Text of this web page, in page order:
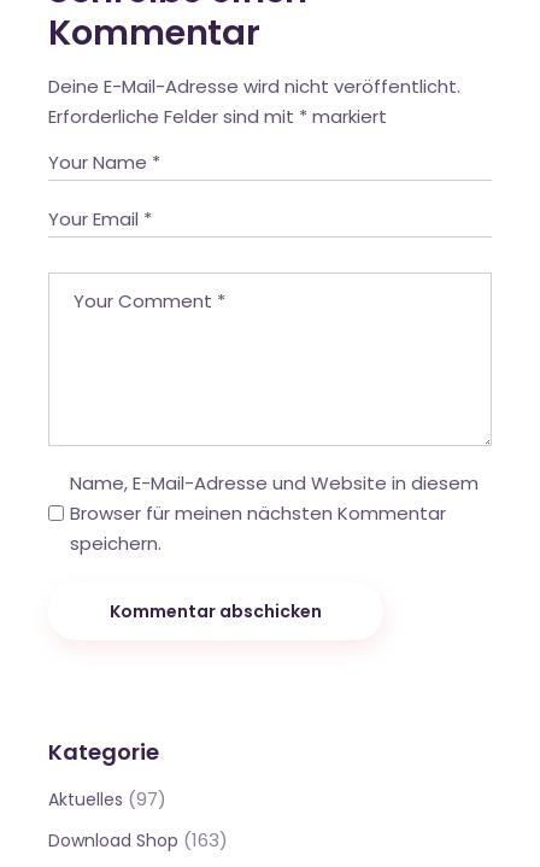
Kommentar
Deine E-Mail-Adresse wird nicht veröffentlicht.
Erforderliche Felder sind mit * markiert
Name, E-Mail-Adresse und Website in diesem
Browser für meinen nächsten Kommentar
speichern.
Kommentar abschicken
Kategorie
Aktuelles (97)
Download Shop (163)